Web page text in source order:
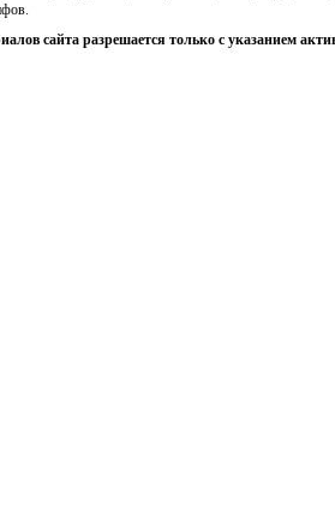
сайта разрешается только с указанием